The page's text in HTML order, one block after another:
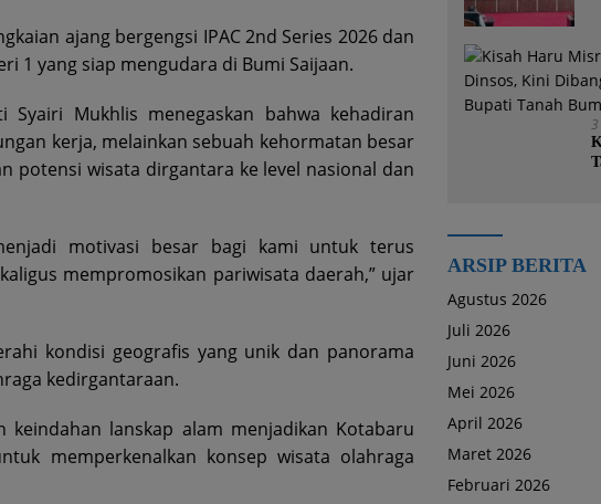
ajang bergengsi IPAC 2nd Series 2026 dan
1 yang siap mengudara di Bumi Saijaan.
Syairi Mukhlis menegaskan bahwa kehadiran
kerja, melainkan sebuah kehormatan besar
potensi wisata dirgantara ke level nasional dan
motivasi besar bagi kami untuk terus
mempromosikan pariwisata daerah,” ujar
kondisi geografis yang unik dan panorama
kedirgantaraan.
lanskap alam menjadikan Kotabaru
memperkenalkan konsep wisata olahraga
ARSIP BERITA
Agustus 2026
Juli 2026
Juni 2026
Mei 2026
April 2026
Maret 2026
Februari 2026